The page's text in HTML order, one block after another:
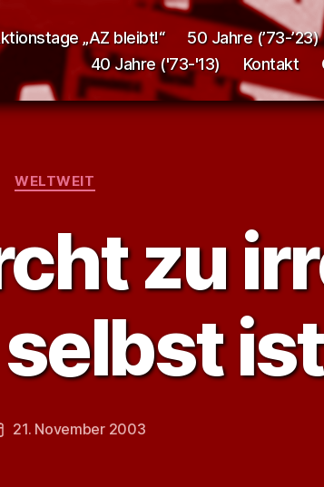
„AZ bleibt!“ 50 Jahre (’73-’23)
40 Jahre ('73-'13)
Kontakt
WELTWEIT
zu
ist
21. November 2003